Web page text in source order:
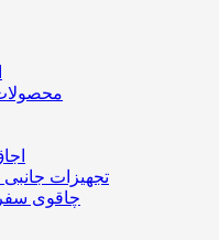
تجهیزات
چاقوی سفر